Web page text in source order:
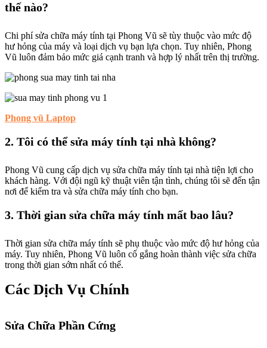
thế nào?
Chi phí sửa chữa máy tính tại Phong Vũ sẽ tùy thuộc vào mức độ
hư hỏng của máy và loại dịch vụ bạn lựa chọn. Tuy nhiên, Phong
Vũ luôn đảm bảo mức giá cạnh tranh và hợp lý nhất trên thị trường.
Phong vũ Laptop
2. Tôi có thể sửa máy tính tại nhà không?
Phong Vũ cung cấp dịch vụ sửa chữa máy tính tại nhà tiện lợi cho
khách hàng. Với đội ngũ kỹ thuật viên tận tình, chúng tôi sẽ đến tận
nơi để kiểm tra và sửa chữa máy tính cho bạn.
3. Thời gian sửa chữa máy tính mất bao lâu?
Thời gian sửa chữa máy tính sẽ phụ thuộc vào mức độ hư hỏng của
máy. Tuy nhiên, Phong Vũ luôn cố gắng hoàn thành việc sửa chữa
trong thời gian sớm nhất có thể.
Các Dịch Vụ Chính
Sửa Chữa Phần Cứng